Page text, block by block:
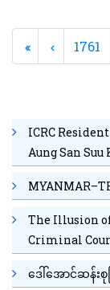
1761
ICRC
Aung San Suu
The Illusion
Criminal
ဒေါ်အောင်ဆန်း